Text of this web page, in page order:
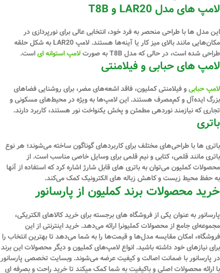
لامپ های مدل LAR20 و T8B
این مدل ‌ها با طراحی منحصر به فرد خود، انتخابی عالی برای نورپردازی در
مکان‌هایی مانند بالای میز کار یا آینه‌ها هستند. لامپ LAR20 به شکل حلقه
طراحی شده است، در حالی که مدل T8B به صورت
لامپ استوانه‌ ایاست.
لامپ ‌های حبابی و فیلامنتی
لامپ حبابیو فیلامنتی کملیون، فاقد اشعه‌های مضر، برای روشنایی فضاهای
بزرگ ایده‌آل و کم‌مصرف هستند. این لامپ‌ها به ویژه در محیط‌های مسکونی و
تجاری که نیازمند نوردهی مطمئن و پخش یکنواخت نور هستند، کاربرد دارند.
باتری
باتری‌ ها با طراحی‌های مختلف برای کاربردهای گوناگون ساخته می‌شوند؛ هر نوع
باتری مانند قلمی، کتابی و نیم قلمی برای وسایل خاصی مناسب است. از
محصولات کملیون می‌توان به باتری‌ های قابل شارژ اشاره کرد که استفاده از آنها
به حفظ محیط زیست و کاهش زباله ‌های الکترونیک کمک می‌کند.
خرید محصولات برند کملیون از پارسانور
پارسانور به ‌عنوان یکی از فروشگاه‌ های برجسته برای خرید کالاهای الکتریکی،
مجموعه‌ای جامع از محصولات کملیونرا ارائه می‌دهد. خرید اینترنتی از این
فروشگاه، امکان مقایسه مدل‌ها و قیمت‌ها را به شما می‌دهد تا بهترین انتخاب را
برای نیازهای خود داشته باشید. انواع لامپ‌های کملیون و دیگر محصولات این برند
در پارسانور با ضمانت اصالت و کیفیت عرضه می‌شوند. وبسایت تخصصی پارسانور
با ارائه محصولات اصلی و باکیفیت به شما کمک میکند تا خرید راحت و بصرفه ای